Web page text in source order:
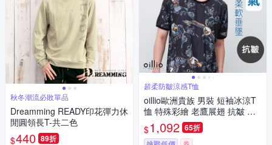
秋冬潮流必敗單品
Dreamming READY印花彈力休
閒圓領長T-共二色
$440 89折
超柔防皺涼感T恤
oillio歐洲貴族 男裝 短袖冰涼T
恤 特殊彩繪 老鷹展翅 抗皺 透
氣輕盈 黑色 法國品牌 有大尺碼
$1,092 65折